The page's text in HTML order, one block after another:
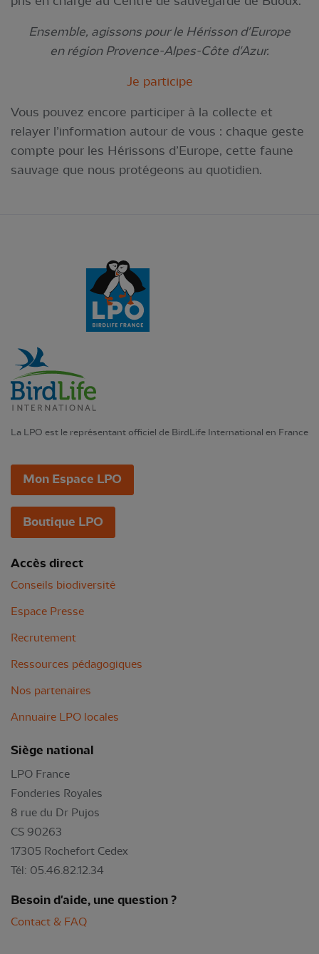
Ensemble, agissons pour le Hérisson d'Europe
en région Provence-Alpes-Côte d'Azur.
Je participe
Vous pouvez encore participer à la collecte et
relayer l’information autour de vous : chaque geste
compte pour les Hérissons d’Europe, cette faune
sauvage que nous protégeons au quotidien.
La LPO est le représentant officiel de BirdLife International en France
Mon Espace LPO
Boutique LPO
Accès direct
Conseils biodiversité
Espace Presse
Recrutement
Ressources pédagogiques
Nos partenaires
Annuaire LPO locales
Siège national
LPO France
Fonderies Royales
8 rue du Dr Pujos
CS 90263
17305 Rochefort Cedex
Tél: 05.46.82.12.34
Besoin d'aide, une question ?
Contact & FAQ